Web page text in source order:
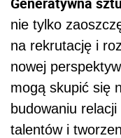
nie tylko
na rekrutację i
nowej
mogą skupić się
budowaniu
talentów i